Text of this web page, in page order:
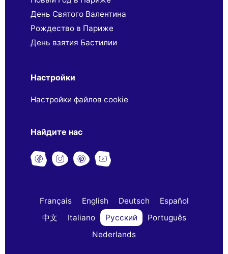
День Святого Валентина
Рождество в Париже
День взятия Бастилии
Настройки
Настройки файлов cookie
Найдите нас
Français English Deutsch
Español
中文
Italiano Русский
Português
Nederlands